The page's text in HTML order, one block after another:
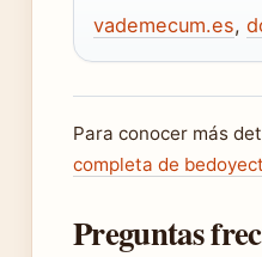
vademecum.es,
Para conocer más
completa de
Preguntas